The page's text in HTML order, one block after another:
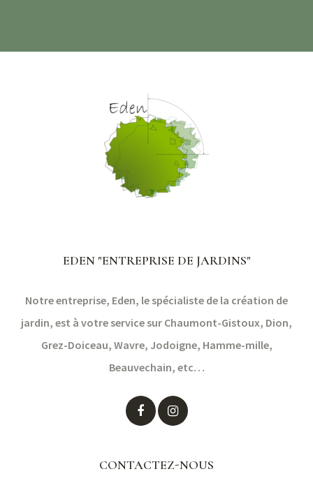
EDEN "ENTREPRISE DE JARDINS"
Notre entreprise, Eden, le spécialiste de la création de
jardin, est à votre service sur Chaumont-Gistoux, Dion,
Grez-Doiceau, Wavre, Jodoigne, Hamme-mille,
Beauvechain, etc…
CONTACTEZ-NOUS